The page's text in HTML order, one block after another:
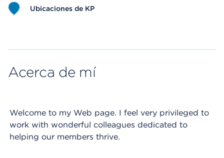
Ubicaciones de KP
Acerca de mí
Welcome to my Web page. I feel very privileged to
work with wonderful colleagues dedicated to
helping our members thrive.